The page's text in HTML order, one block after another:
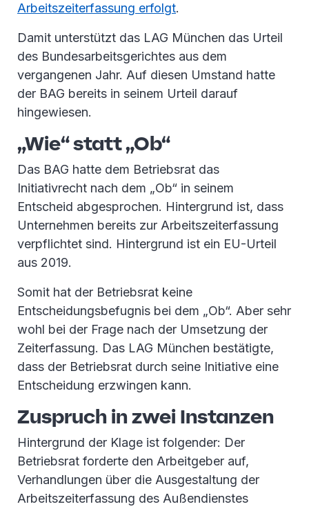
Arbeitszeiterfassung erfolgt.
Damit unterstützt das LAG München das Urteil
des Bundesarbeitsgerichtes aus dem
vergangenen Jahr. Auf diesen Umstand hatte
der BAG bereits in seinem Urteil darauf
hingewiesen.
„Wie“ statt „Ob“
Das BAG hatte dem Betriebsrat das
Initiativrecht nach dem „Ob“ in seinem
Entscheid abgesprochen. Hintergrund ist, dass
Unternehmen bereits zur Arbeitszeiterfassung
verpflichtet sind. Hintergrund ist ein EU-Urteil
aus 2019.
Somit hat der Betriebsrat keine
Entscheidungsbefugnis bei dem „Ob“. Aber sehr
wohl bei der Frage nach der Umsetzung der
Zeiterfassung. Das LAG München bestätigte,
dass der Betriebsrat durch seine Initiative eine
Entscheidung erzwingen kann.
Zuspruch in zwei Instanzen
Hintergrund der Klage ist folgender: Der
Betriebsrat forderte den Arbeitgeber auf,
Verhandlungen über die Ausgestaltung der
Arbeitszeiterfassung des Außendienstes